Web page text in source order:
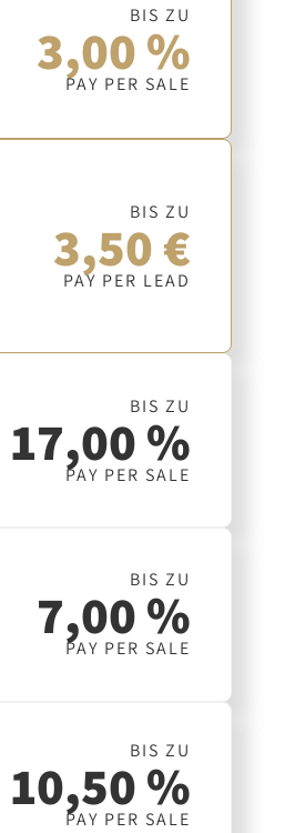
BIS ZU
3,00 %
PAY PER SALE
BIS ZU
3,50 €
PAY PER LEAD
BIS ZU
17,00 %
PAY PER SALE
BIS ZU
7,00 %
PAY PER SALE
BIS ZU
10,50 %
PAY PER SALE